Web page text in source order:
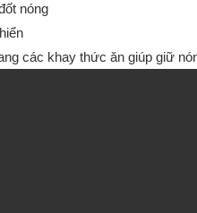
nóng
các khay thức ăn giúp giữ